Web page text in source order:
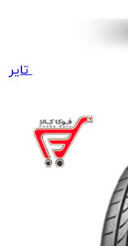
تایر